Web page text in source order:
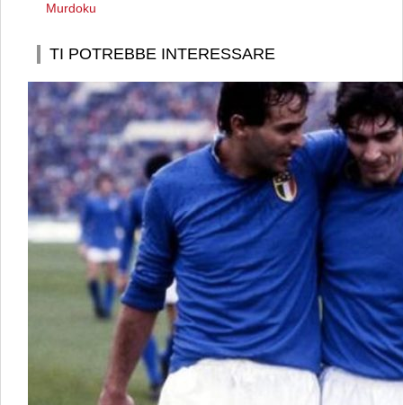
Murdoku
TI POTREBBE INTERESSARE